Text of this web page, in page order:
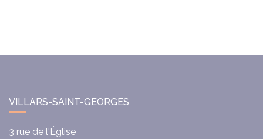
VILLARS-SAINT-GEORGES
3 rue de l'Église